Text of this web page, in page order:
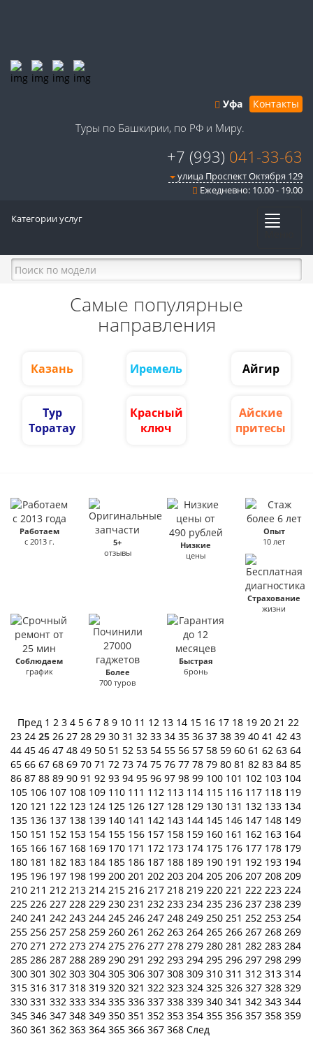
Уфа Контакты
Туры по Башкирии, по РФ и Миру.
+7 (993) 041-33-63
улица Проспект Октября 129
Ежедневно: 10.00 - 19.00
Категории услуг
Самые популярные
направления
Казань Иремель Айгир
Тур
Торатау
Красный
ключ
Айские
притесы
Работаем
с 2013 г.
5+
отзывы
Низкие
цены
Опыт
10 лет
Страхование
жизни
Соблюдаем
график
Более
700 туров
Быстрая
бронь
Пред 1 2 3 4 5 6 7 8 9 10 11 12 13 14 15 16 17 18 19 20 21 22
23 24 25 26 27 28 29 30 31 32 33 34 35 36 37 38 39 40 41 42 43
44 45 46 47 48 49 50 51 52 53 54 55 56 57 58 59 60 61 62 63 64
65 66 67 68 69 70 71 72 73 74 75 76 77 78 79 80 81 82 83 84 85
86 87 88 89 90 91 92 93 94 95 96 97 98 99 100 101 102 103 104
105 106 107 108 109 110 111 112 113 114 115 116 117 118 119
120 121 122 123 124 125 126 127 128 129 130 131 132 133 134
135 136 137 138 139 140 141 142 143 144 145 146 147 148 149
150 151 152 153 154 155 156 157 158 159 160 161 162 163 164
165 166 167 168 169 170 171 172 173 174 175 176 177 178 179
180 181 182 183 184 185 186 187 188 189 190 191 192 193 194
195 196 197 198 199 200 201 202 203 204 205 206 207 208 209
210 211 212 213 214 215 216 217 218 219 220 221 222 223 224
225 226 227 228 229 230 231 232 233 234 235 236 237 238 239
240 241 242 243 244 245 246 247 248 249 250 251 252 253 254
255 256 257 258 259 260 261 262 263 264 265 266 267 268 269
270 271 272 273 274 275 276 277 278 279 280 281 282 283 284
285 286 287 288 289 290 291 292 293 294 295 296 297 298 299
300 301 302 303 304 305 306 307 308 309 310 311 312 313 314
315 316 317 318 319 320 321 322 323 324 325 326 327 328 329
330 331 332 333 334 335 336 337 338 339 340 341 342 343 344
345 346 347 348 349 350 351 352 353 354 355 356 357 358 359
360 361 362 363 364 365 366 367 368 След